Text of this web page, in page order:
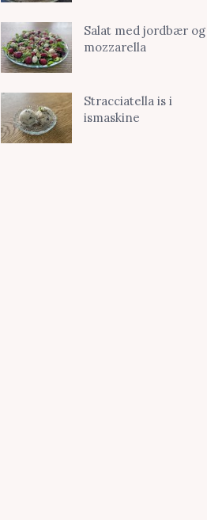
Salat med jordbær og
mozzarella
Stracciatella is i
ismaskine